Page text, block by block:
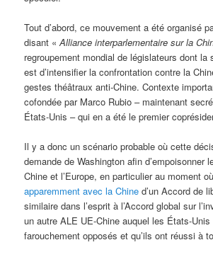
Tout d’abord, ce mouvement a été organisé
disant «Alliance interparlementaire sur la
regroupement mondial de législateurs dont la
est d’intensifier la confrontation contre la
gestes théâtraux anti-Chine. Contexte
cofondée par Marco Rubio – maintenant
États-Unis – qui en a été le premier
Il y a donc un scénario probable où cette
demande de Washington afin d’empoisonner
Chine et l’Europe, en particulier au moment
apparemment avec la Chine d’un Accord de
similaire dans l’esprit à l’Accord global sur
un autre ALE UE-Chine auquel les États-
farouchement opposés et qu’ils ont réussi à